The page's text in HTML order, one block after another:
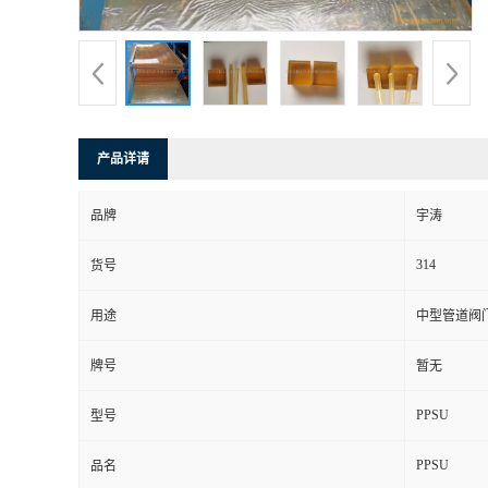
产品详请
品牌 宇涛
货号 314
用途 中型管道阀
牌号 暂无
型号 PPSU
品名 PPSU